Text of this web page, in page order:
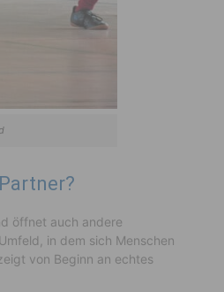
öffnet auch andere
in dem sich Menschen
von Beginn an echtes